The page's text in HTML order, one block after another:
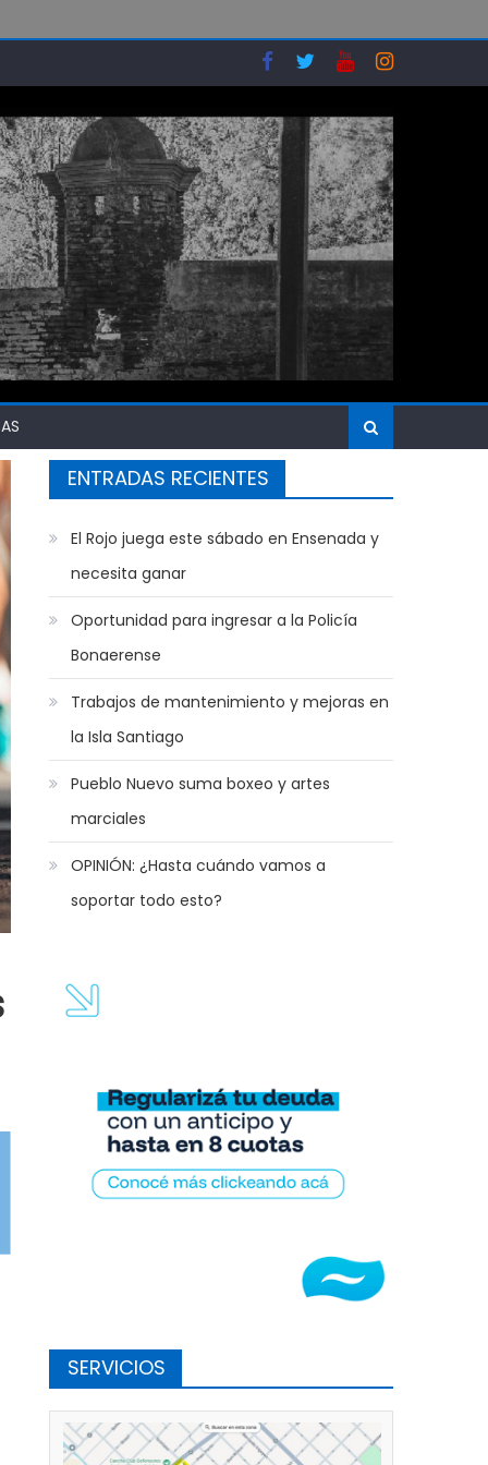
ENTRADAS RECIENTES
El Rojo juega este sábado en Ensenada y
necesita ganar
Oportunidad para ingresar a la Policía
Bonaerense
Trabajos de mantenimiento y mejoras en
la Isla Santiago
Pueblo Nuevo suma boxeo y artes
marciales
OPINIÓN: ¿Hasta cuándo vamos a
soportar todo esto?
SERVICIOS